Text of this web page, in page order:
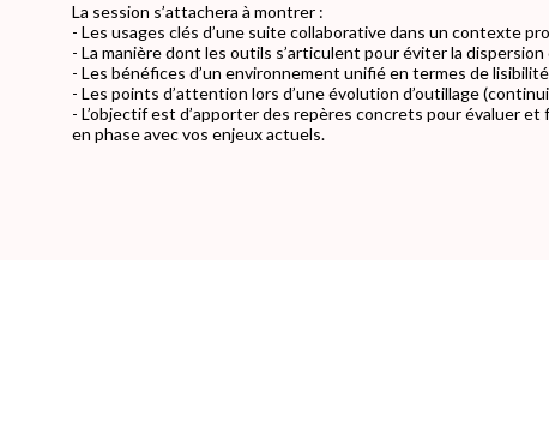
La session s’attachera à montrer :
- Les usages clés d’une suite collaborative dans un contexte
- La manière dont les outils s’articulent pour éviter la
- Les bénéfices d’un environnement unifié en termes de
- Les points d’attention lors d’une évolution d’outillage
- L’objectif est d’apporter des repères concrets pour évaluer
en phase avec vos enjeux actuels.